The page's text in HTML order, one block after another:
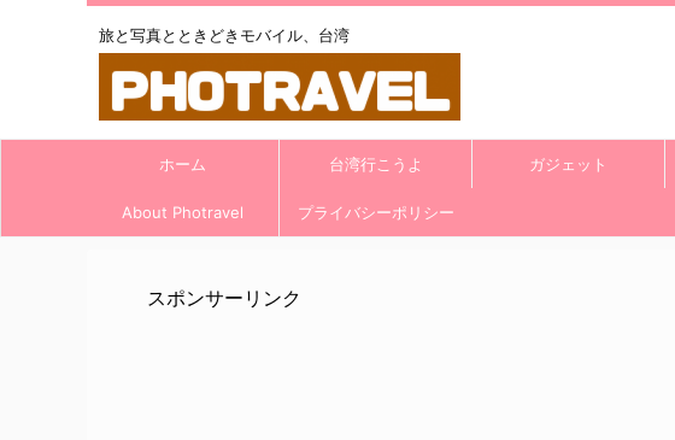
旅と写真とときどきモバイル、台湾
ホーム 台湾行こうよ ガジェット
About Photravel プライバシーポリシー
スポンサーリンク